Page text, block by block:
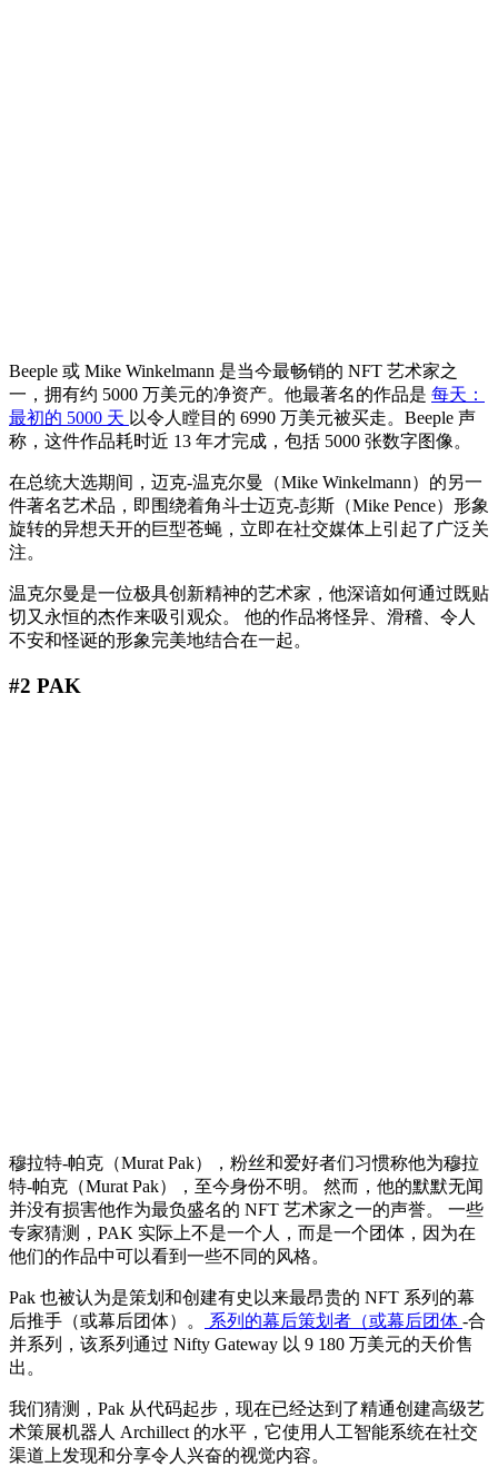
Beeple 或 Mike Winkelmann 是当今最畅销的 NFT 艺术家之
一，拥有约 5000 万美元的净资产。他最著名的作品是 每天：
最初的 5000 天 以令人瞠目的 6990 万美元被买走。Beeple 声
称，这件作品耗时近 13 年才完成，包括 5000 张数字图像。
在总统大选期间，迈克-温克尔曼（Mike Winkelmann）的另一
件著名艺术品，即围绕着角斗士迈克-彭斯（Mike Pence）形象
旋转的异想天开的巨型苍蝇，立即在社交媒体上引起了广泛关
注。
温克尔曼是一位极具创新精神的艺术家，他深谙如何通过既贴
切又永恒的杰作来吸引观众。 他的作品将怪异、滑稽、令人
不安和怪诞的形象完美地结合在一起。
#2 PAK
穆拉特-帕克（Murat Pak），粉丝和爱好者们习惯称他为穆拉
特-帕克（Murat Pak），至今身份不明。 然而，他的默默无闻
并没有损害他作为最负盛名的 NFT 艺术家之一的声誉。 一些
专家猜测，PAK 实际上不是一个人，而是一个团体，因为在
他们的作品中可以看到一些不同的风格。
Pak 也被认为是策划和创建有史以来最昂贵的 NFT 系列的幕
后推手（或幕后团体）。
系列的幕后策划者（或幕后团体 -合
并系列，该系列通过 Nifty Gateway 以 9 180 万美元的天价售
出。
我们猜测，Pak 从代码起步，现在已经达到了精通创建高级艺
术策展机器人 Archillect 的水平，它使用人工智能系统在社交
渠道上发现和分享令人兴奋的视觉内容。